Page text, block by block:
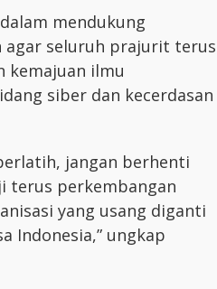
mendukung
agar seluruh prajurit terus
kemajuan ilmu
siber dan kecerdasan
jangan berhenti
terus perkembangan
yang usang diganti
Indonesia,” ungkap